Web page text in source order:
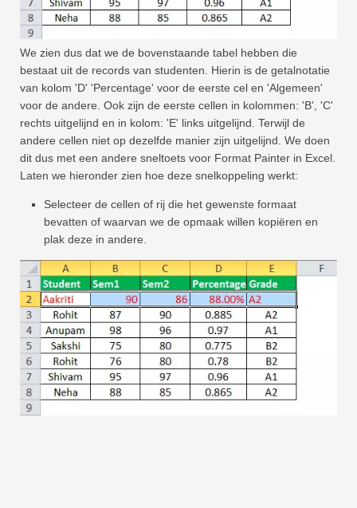
We zien dus dat we de bovenstaande tabel hebben die
bestaat uit de records van studenten. Hierin is de getalnotatie
van kolom 'D' 'Percentage' voor de eerste cel en 'Algemeen'
voor de andere. Ook zijn de eerste cellen in kolommen: 'B', 'C'
rechts uitgelijnd en in kolom: 'E' links uitgelijnd. Terwijl de
andere cellen niet op dezelfde manier zijn uitgelijnd. We doen
dit dus met een andere sneltoets voor Format Painter in Excel.
Laten we hieronder zien hoe deze snelkoppeling werkt:
Selecteer de cellen of rij die het gewenste formaat
bevatten of waarvan we de opmaak willen kopiëren en
plak deze in andere.